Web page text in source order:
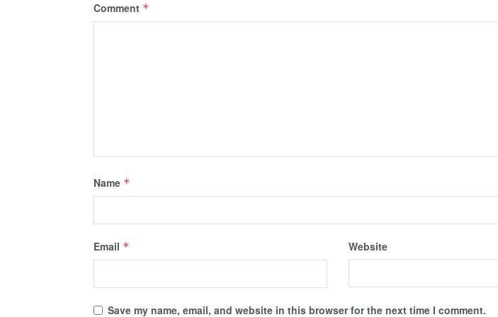
Comment *
Name *
Email * Website
Save my name, email, and website in this browser for the next time I comment.